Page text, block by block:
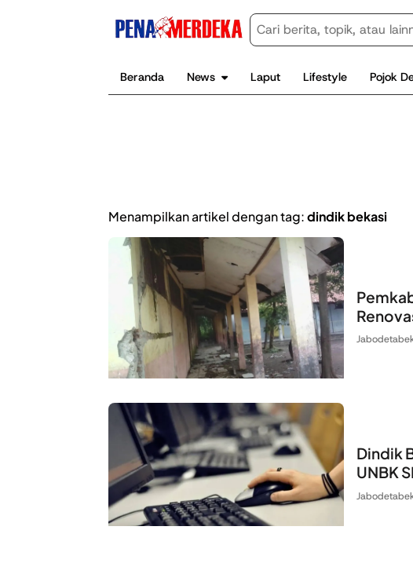
Beranda News Laput Lifestyle Pojok
Menampilkan artikel dengan tag:dindik bekasi
Dindik
UNBK